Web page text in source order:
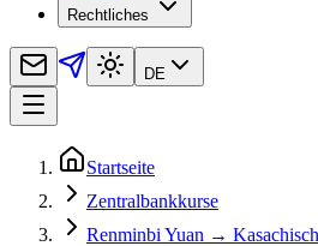
Rechtliches
DE
Startseite
Zentralbankkurse
Renminbi Yuan →